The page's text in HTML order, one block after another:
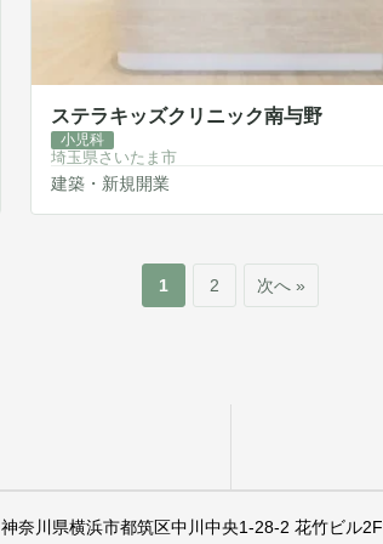
ステラキッズクリニック南与野
小児科
埼玉県さいたま市
建築・新規開業
1 2 次へ »
神奈川県横浜市都筑区中川中央1-28-2 花竹ビル2F